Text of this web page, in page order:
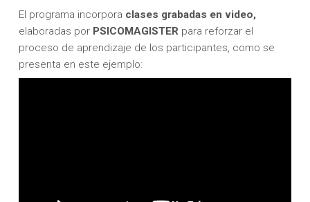
El programa incorpora clases grabadas en video,
elaboradas por PSICOMAGISTERpara reforzar el
proceso de aprendizaje de los participantes, como se
presenta en este ejemplo: